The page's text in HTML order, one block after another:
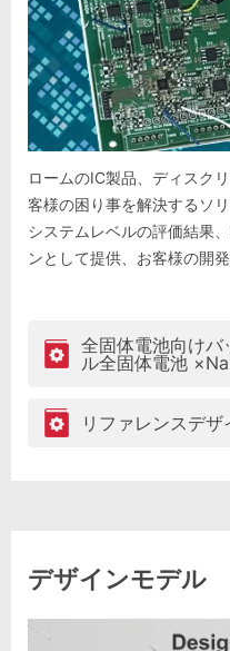
ロームのIC製品、ディスク
客様の困り事を解決するソ
システムレベルの評価結果
ンとして提供、お客様の開
全固体電池向け
ル全固体電池
リファレンスデザ
デザインモデル